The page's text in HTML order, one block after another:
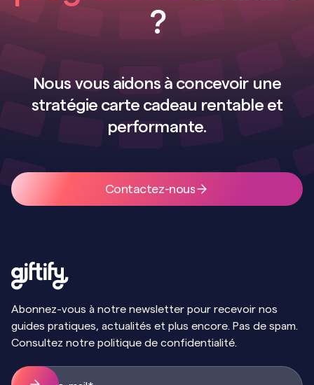
automatiques Giftify en marque blanche.
?
Nous vous aidons à concevoir une
stratégie carte cadeau rentable et
performante.
Contactez-nous
Abonnez-vous à notre newsletter pour recevoir nos
guides pratiques, actualités et plus encore. Pas de spam.
Consultez notre politique de confidentialité.